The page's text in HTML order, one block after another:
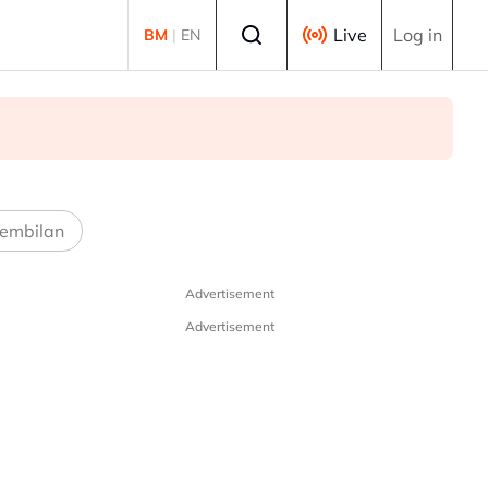
BM | EN Live Log in
Advertisement
Advertisement